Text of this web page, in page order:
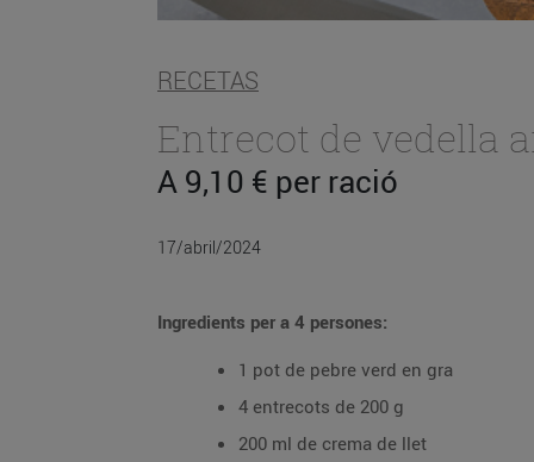
RECETAS
Entrecot de vedella
A 9,10 € per ració
17/abril/2024
Ingredients per a 4 persones:
1 pot de pebre verd en gra
4 entrecots de 200 g
200 ml de crema de llet